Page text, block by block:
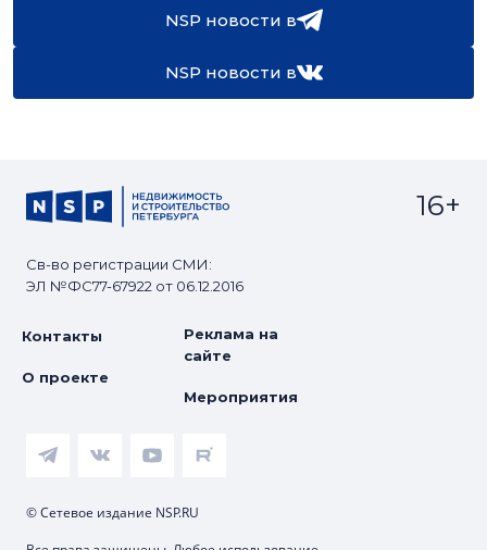
NSP новости в
NSP новости в
Св-во регистрации СМИ:
ЭЛ №ФС77-67922 от 06.12.2016
16+
Контакты
О проекте
Реклама на
сайте
Мероприятия
© Сетевое издание NSP.RU